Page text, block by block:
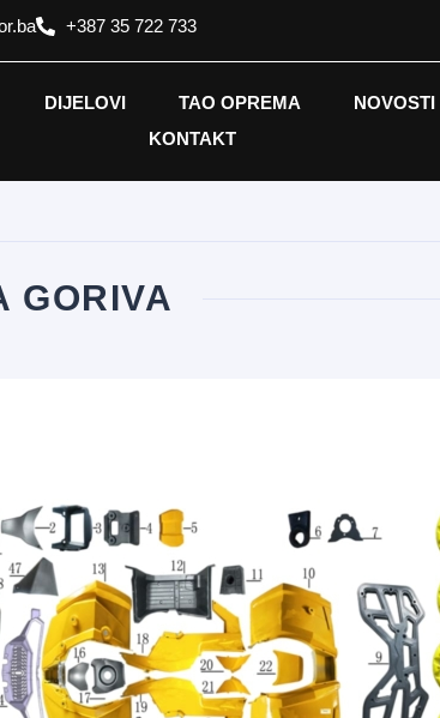
+387 35 722 733
DIJELOVI TAO OPREMA NOVOSTI
KONTAKT
GORIVA